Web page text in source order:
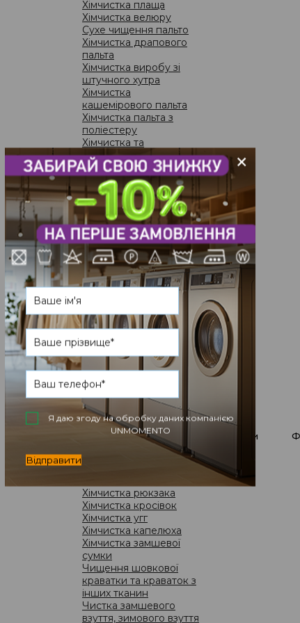
Хімчистка плаща
Хімчистка велюру
Сухе чищення пальто
Хімчистка драпового
пальта
Хімчистка виробу зі
штучного хутра
Хімчистка
кашемірового пальта
Хімчистка пальта з
поліестеру
Хімчистка та
фарбування дублянки
Хімчистка шкіряної
куртки
Хімчистка светра
Хімчистка сорочки
Хімчистка брюк
Хімчистка спідниці
Хімчистка сукні
Чистка та прання
домашнього текстилю
Прання постільної
іграшок
Прання рушників,
скатертин і іншого
текстилю
Хімчистка ковдри
Хімчистка пледа
Ремонт і чищення
Ремонт, підгін та
редизайн одягу
Ремонт взуття
Чистка та ремонт сумок
Хімчистка рюкзака
Хімчистка кросівок
Хімчистка угг
Хімчистка капелюха
Хімчистка замшевої
сумки
Чищення шовкової
краватки та краваток з
інших тканин
Чистка замшевого
взуття, зимового взуття
ціни
Светланой Юлдашевой
+
Я даю згоду на обробку даних компанією
UNMOMENTO
Відправити